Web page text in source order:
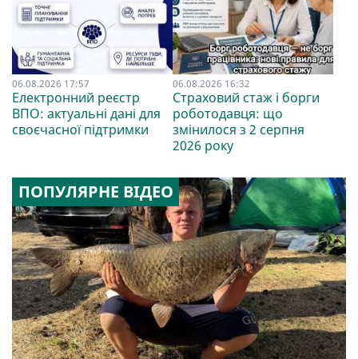
06.08.2026 17:57
Електронний реєстр
ВПО: актуальні дані для
своєчасної підтримки
06.08.2026 16:32
Страховий стаж і борги
роботодавця: що
змінилося з 2 серпня
2026 року
ПОПУЛЯРНЕ ВІДЕО